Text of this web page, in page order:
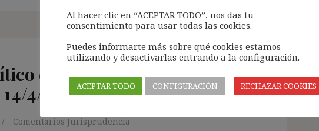
de urgencia al asunto
4/26)
Comentarios Jurisprudencia
Al hacer clic en “ACEPTAR TODO”, nos das tu
consentimiento para usar todas las cookies.
Puedes informarte más sobre qué cookies estamos
utilizando y desactivarlas entrando a la configuración.
ACEPTAR TODO CONFIGURACIÓN RECHAZAR COOKIES